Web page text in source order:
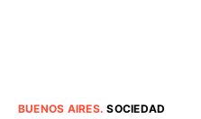
BUENOS AIRES.SOCIEDAD